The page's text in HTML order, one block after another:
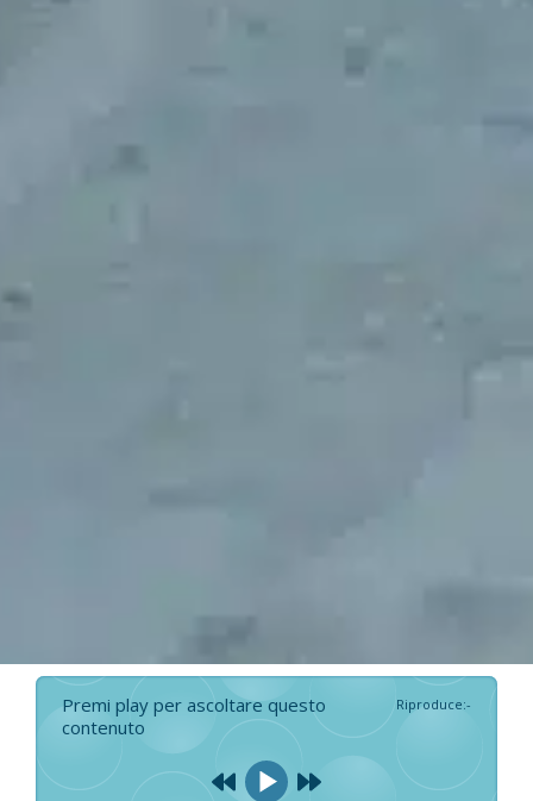
Premi play per ascoltare questo
contenuto
Riproduce:-